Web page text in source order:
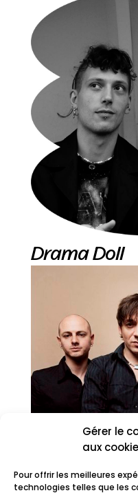
Gérer le
aux
Pour offrir les meilleures
technologies telles que les
Drama Doll